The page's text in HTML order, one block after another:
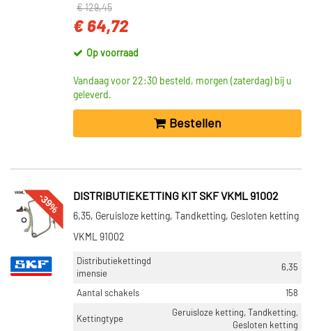
€ 129,45
€ 64,72
Op voorraad
Vandaag voor 22:30 besteld, morgen (zaterdag) bij u
geleverd.
Bestellen
-39% DISTRIBUTIEKETTING KIT SKF VKML 91002
6,35, Geruisloze ketting, Tandketting, Gesloten ketting
VKML 91002
Distributiekettingd
imensie
6,35
Aantal schakels 158
Kettingtype
Geruisloze ketting, Tandketting,
Gesloten ketting